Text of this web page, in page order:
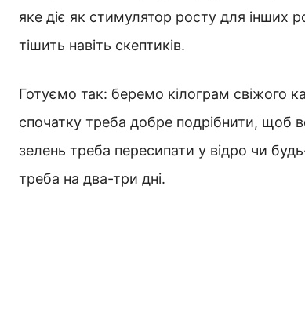
яке діє як стимулятор росту для інших
тішить навіть скептиків.
Готуємо так: беремо кілограм свіжого
спочатку треба добре подрібнити, щоб
зелень треба пересипати у відро чи
треба на два-три дні.